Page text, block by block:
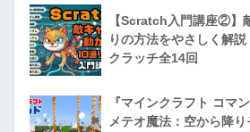
【Scratch入門講座②】
りの方法をやさしく解
クラッチ全14回
『マインクラフト コマ
メテオ魔法：空から降り